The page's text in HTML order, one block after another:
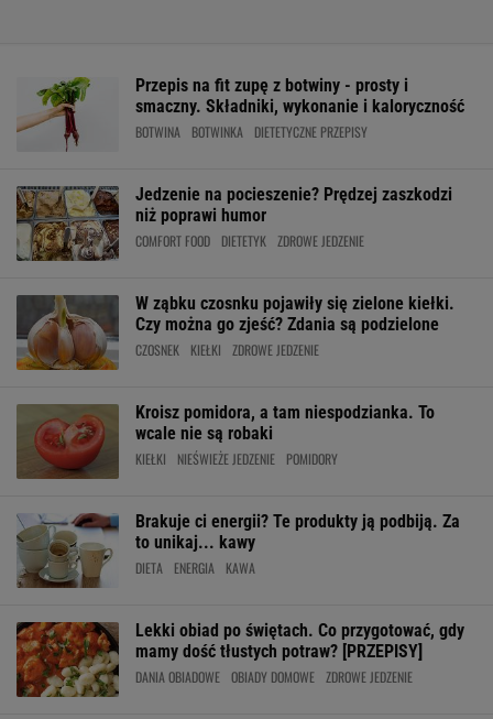
Przepis na fit zupę z botwiny - prosty i
smaczny. Składniki, wykonanie i kaloryczność
BOTWINA BOTWINKA DIETETYCZNE PRZEPISY
Jedzenie na pocieszenie? Prędzej zaszkodzi
niż poprawi humor
COMFORT FOOD DIETETYK ZDROWE JEDZENIE
W ząbku czosnku pojawiły się zielone kiełki.
Czy można go zjeść? Zdania są podzielone
CZOSNEK KIEŁKI ZDROWE JEDZENIE
Kroisz pomidora, a tam niespodzianka. To
wcale nie są robaki
KIEŁKI NIEŚWIEŻE JEDZENIE POMIDORY
Brakuje ci energii? Te produkty ją podbiją. Za
to unikaj... kawy
DIETA ENERGIA KAWA
Lekki obiad po świętach. Co przygotować, gdy
mamy dość tłustych potraw? [PRZEPISY]
DANIA OBIADOWE OBIADY DOMOWE ZDROWE JEDZENIE